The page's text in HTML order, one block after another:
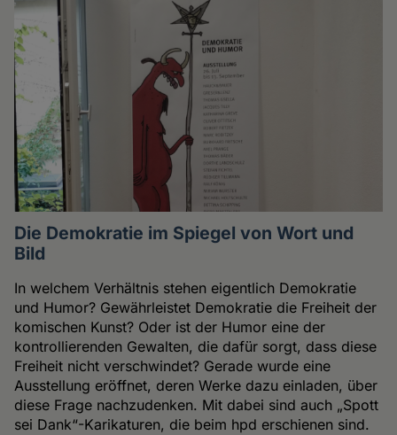
Die Demokratie im Spiegel von Wort und
Bild
In welchem Verhältnis stehen eigentlich Demokratie
und Humor? Gewährleistet Demokratie die Freiheit der
komischen Kunst? Oder ist der Humor eine der
kontrollierenden Gewalten, die dafür sorgt, dass diese
Freiheit nicht verschwindet? Gerade wurde eine
Ausstellung eröffnet, deren Werke dazu einladen, über
diese Frage nachzudenken. Mit dabei sind auch „Spott
sei Dank“-Karikaturen, die beim hpd erschienen sind.